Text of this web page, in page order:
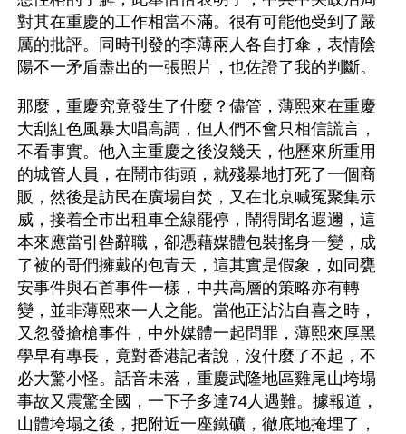
對其在重慶的工作相當不滿。很有可能他受到了嚴
厲的批評。同時刊發的李薄兩人各自打傘，表情陰
陽不一矛盾盡出的一張照片，也佐證了我的判斷。
那麼，重慶究竟發生了什麼？儘管，薄熙來在重慶
大刮紅色風暴大唱高調，但人們不會只相信謊言，
不看事實。他入主重慶之後沒幾天，他歷來所重用
的城管人員，在鬧市街頭，就殘暴地打死了一個商
販，然後是訪民在廣場自焚，又在北京喊冤聚集示
威，接着全市出租車全線罷停，鬧得聞名遐邇，這
本來應當引咎辭職，卻憑藉媒體包裝搖身一變，成
了被的哥們擁戴的包青天，這其實是假象，如同甕
安事件與石首事件一樣，中共高層的策略亦有轉
變，並非薄熙來一人之能。當他正沾沾自喜之時，
又忽發搶槍事件，中外媒體一起問罪，薄熙來厚黑
學早有專長，竟對香港記者說，沒什麼了不起，不
必大驚小怪。話音未落，重慶武隆地區雞尾山垮塌
事故又震驚全國，一下子多達74人遇難。據報道，
山體垮塌之後，把附近一座鐵礦，徹底地掩埋了，